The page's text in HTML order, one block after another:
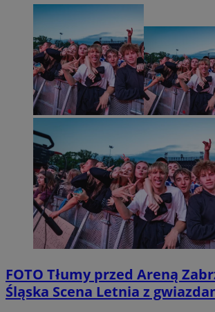
FOTO Tłumy przed Areną
Śląska Scena Letnia z